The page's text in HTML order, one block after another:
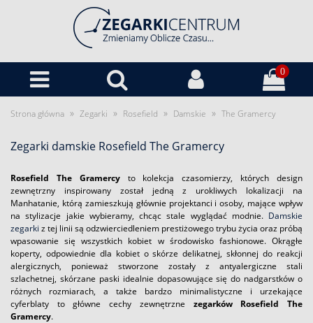
0
Strona główna » Zegarki » Rosefield » Damskie » The Gramercy
Zegarki damskie Rosefield The Gramercy
Rosefield The Gramercyto kolekcja czasomierzy, których design
zewnętrzny inspirowany został jedną z urokliwych lokalizacji na
Manhatanie, którą zamieszkują głównie projektanci i osoby, mające wpływ
na stylizacje jakie wybieramy, chcąc stale wyglądać modnie. Damskie
zegarki z tej linii są odzwierciedleniem prestiżowego trybu życia oraz próbą
wpasowanie się wszystkich kobiet w środowisko fashionowe. Okrągłe
koperty, odpowiednie dla kobiet o skórze delikatnej, skłonnej do reakcji
alergicznych, ponieważ stworzone zostały z antyalergiczne stali
szlachetnej, skórzane paski idealnie dopasowujące się do nadgarstków o
różnych rozmiarach, a także bardzo minimalistyczne i urzekające
cyferblaty to główne cechy zewnętrzne zegarków Rosefield The
Gramercy.